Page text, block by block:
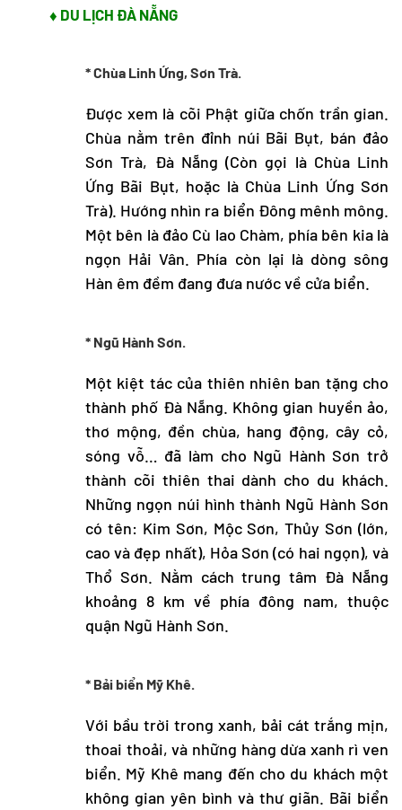
♦ DU LỊCH ĐÀ NẴNG
* Chùa Linh Ứng, Sơn Trà.
Được xem là cõi Phật giữa chốn trần gian.
Chùa nằm trên đỉnh núi Bãi Bụt, bán đảo
Sơn Trà, Đà Nẵng (Còn gọi là Chùa Linh
Ứng Bãi Bụt, hoặc là Chùa Linh Ứng Sơn
Trà). Hướng nhìn ra biển Đông mênh mông.
Một bên là đảo Cù lao Chàm, phía bên kia là
ngọn Hải Vân. Phía còn lại là dòng sông
Hàn êm đềm đang đưa nước về cửa biển.
* Ngũ Hành Sơn.
Một kiệt tác của thiên nhiên ban tặng cho
thành phố Đà Nẵng. Không gian huyền ảo,
thơ mộng, đền chùa, hang động, cây cỏ,
sóng vỗ… đã làm cho Ngũ Hành Sơn trở
thành cõi thiên thai dành cho du khách.
Những ngọn núi hình thành Ngũ Hành Sơn
có tên: Kim Sơn, Mộc Sơn, Thủy Sơn (lớn,
cao và đẹp nhất), Hỏa Sơn (có hai ngọn), và
Thổ Sơn. Nằm cách trung tâm Đà Nẵng
khoảng 8 km về phía đông nam, thuộc
quận Ngũ Hành Sơn.
* Bải biển Mỹ Khê.
Với bầu trời trong xanh, bải cát trắng mịn,
thoai thoải, và những hàng dừa xanh rì ven
biển. Mỹ Khê mang đến cho du khách một
không gian yên bình và thư giãn. Bãi biển